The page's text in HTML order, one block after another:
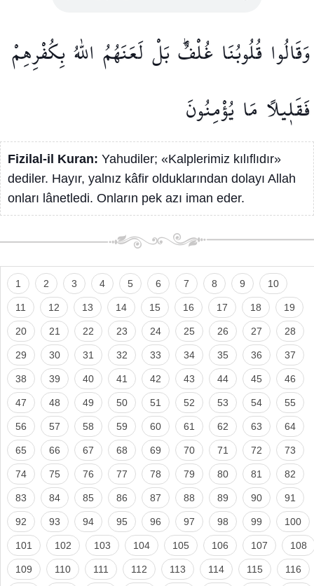
وَقَالُوا قُلُوبُنَا غُلْفٌۜبَلْلَعَنَهُمُ اللّٰهُبِكُفْرِهِمْ
فَقَل۪يلًا مَا يُؤْمِنُونَ
Fizilal-il Kuran: Yahudiler; «Kalplerimiz kılıflıdır»
dediler. Hayır, yalnız kâfir olduklarından dolayı Allah
onları lânetledi. Onların pek azı iman eder.
1 2 3 4 5 6 7 8 9 10
11 12 13 14 15 16 17 18 19
20 21 22 23 24 25 26 27 28
29 30 31 32 33 34 35 36 37
38 39 40 41 42 43 44 45 46
47 48 49 50 51 52 53 54 55
56 57 58 59 60 61 62 63 64
65 66 67 68 69 70 71 72 73
74 75 76 77 78 79 80 81 82
83 84 85 86 87 88 89 90 91
92 93 94 95 96 97 98 99 100
101 102 103 104 105 106 107 108
109 110 111 112 113 114 115 116